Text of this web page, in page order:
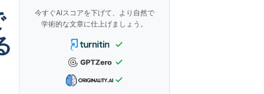
今すぐAIスコアを下げて、より自然で
学術的な文章に仕上げましょう。